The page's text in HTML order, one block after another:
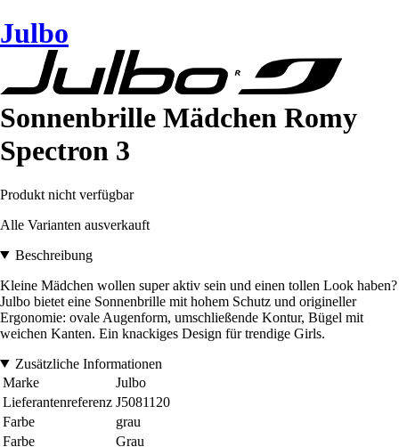
Julbo
Sonnenbrille Mädchen Romy
Spectron 3
Produkt nicht verfügbar
Alle Varianten ausverkauft
Beschreibung
Kleine Mädchen wollen super aktiv sein und einen tollen Look haben?
Julbo bietet eine Sonnenbrille mit hohem Schutz und origineller
Ergonomie: ovale Augenform, umschließende Kontur, Bügel mit
weichen Kanten. Ein knackiges Design für trendige Girls.
Zusätzliche Informationen
Marke
Julbo
Lieferantenreferenz J5081120
Farbe
grau
Farbe
Grau